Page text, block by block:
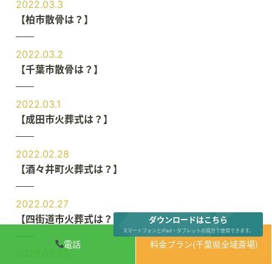
電話 料金プラン(千葉県全域斎場)
ダウンロードはこちら
スマートフォンとiPad・タブレットの両方で使用できます。
2022.03.3
【柏市散骨は？】
2022.03.2
【千葉市散骨は？】
2022.03.1
【成田市火葬式は？】
2022.02.28
【酒々井町火葬式は？】
2022.02.27
【四街道市火葬式は？】